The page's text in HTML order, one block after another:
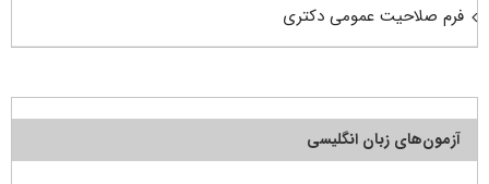
فرم صلاحیت عمومی دکتری
آزمون‌های زبان انگلیسی